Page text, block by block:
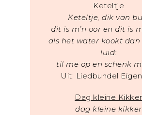
Keteltje
Keteltje, dik van
dit is m’n oor en dit is
als het water kookt dan
luid:
til me op en schenk
Uit: Liedbundel
Dag kleine Kikker
dag kleine kikker